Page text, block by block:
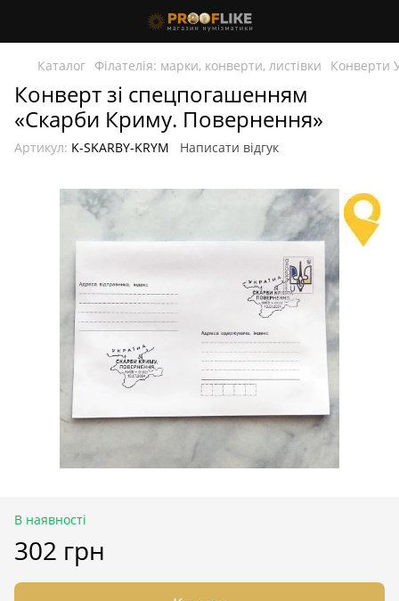
Каталог Філателія: марки, конверти, листівки Конверти
Конверт зі спецпогашенням
«Скарби Криму. Повернення»
Артикул: K-SKARBY-KRYM Написати відгук
В наявності
302 грн